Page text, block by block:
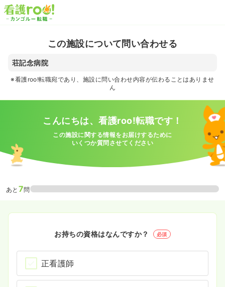
この施設について問い合わせる
荘記念病院
※看護roo!転職宛であり、施設に問い合わせ内容が伝わることはありませ
ん
こんにちは、看護roo!転職です！
この施設に関する情報をお届けするために
いくつか質問させてください
あと 7問
お持ちの資格はなんですか？ 必須
正看護師